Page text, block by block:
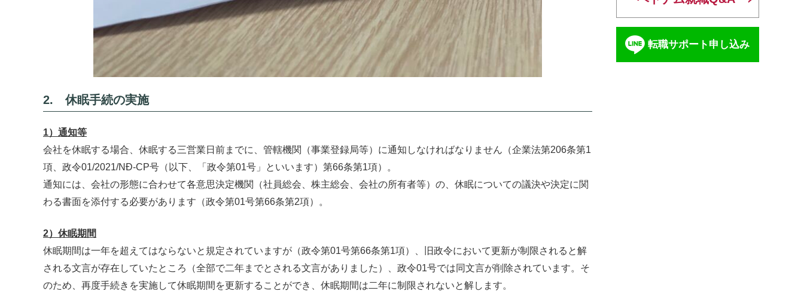
2. 休眠手続の実施
1）通知等
会社を休眠する場合、休眠する三営業日前までに、管轄機関（事業登録局等）に通知しなければなりません（企業法第206条第1
項、政令01/2021/NĐ-CP号（以下、「政令第01号」といいます）第66条第1項）。
通知には、会社の形態に合わせて各意思決定機関（社員総会、株主総会、会社の所有者等）の、休眠についての議決や決定に関
わる書面を添付する必要があります（政令第01号第66条第2項）。
2）休眠期間
休眠期間は一年を超えてはならないと規定されていますが（政令第01号第66条第1項）、旧政令において更新が制限されると解
される文言が存在していたところ（全部で二年までとされる文言がありました）、政令01号では同文言が削除されています。そ
のため、再度手続きを実施して休眠期間を更新することができ、休眠期間は二年に制限されないと解します。
転職サポート申し込み